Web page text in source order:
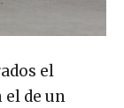
el
el de un